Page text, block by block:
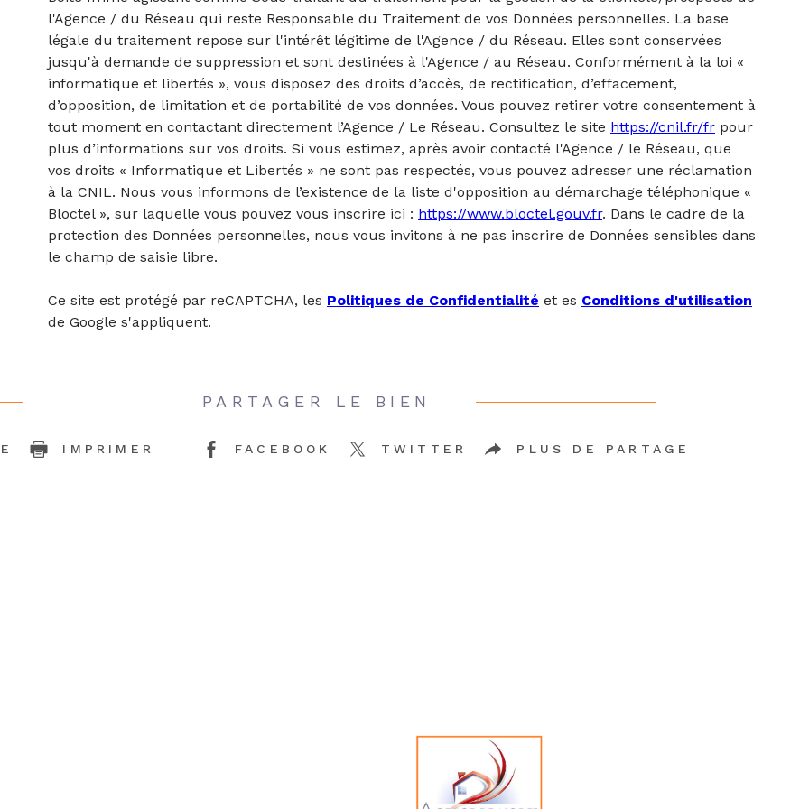
l'Agence / du Réseau qui reste Responsable du Traitement de vos Données personnelles. La base
légale du traitement repose sur l'intérêt légitime de l'Agence / du Réseau. Elles sont conservées
jusqu'à demande de suppression et sont destinées à l'Agence / au Réseau. Conformément à la loi «
informatique et libertés », vous disposez des droits d’accès, de rectification, d’effacement,
d’opposition, de limitation et de portabilité de vos données. Vous pouvez retirer votre consentement à
tout moment en contactant directement l’Agence / Le Réseau. Consultez le site https://cnil.fr/fr pour
plus d’informations sur vos droits. Si vous estimez, après avoir contacté l'Agence / le Réseau, que
vos droits « Informatique et Libertés » ne sont pas respectés, vous pouvez adresser une réclamation
à la CNIL. Nous vous informons de l’existence de la liste d'opposition au démarchage téléphonique «
Bloctel », sur laquelle vous pouvez vous inscrire ici : https://www.bloctel.gouv.fr. Dans le cadre de la
protection des Données personnelles, nous vous invitons à ne pas inscrire de Données sensibles dans
le champ de saisie libre.
Ce site est protégé par reCAPTCHA, les Politiques de Confidentialité et es Conditions d'utilisation
de Google s'appliquent.
IMPRIMER
PARTAGER LE BIEN
FACEBOOK TWITTER PLUS DE PARTAGE